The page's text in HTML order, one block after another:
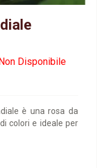
Non Disponibile
è una rosa da
colori e ideale per